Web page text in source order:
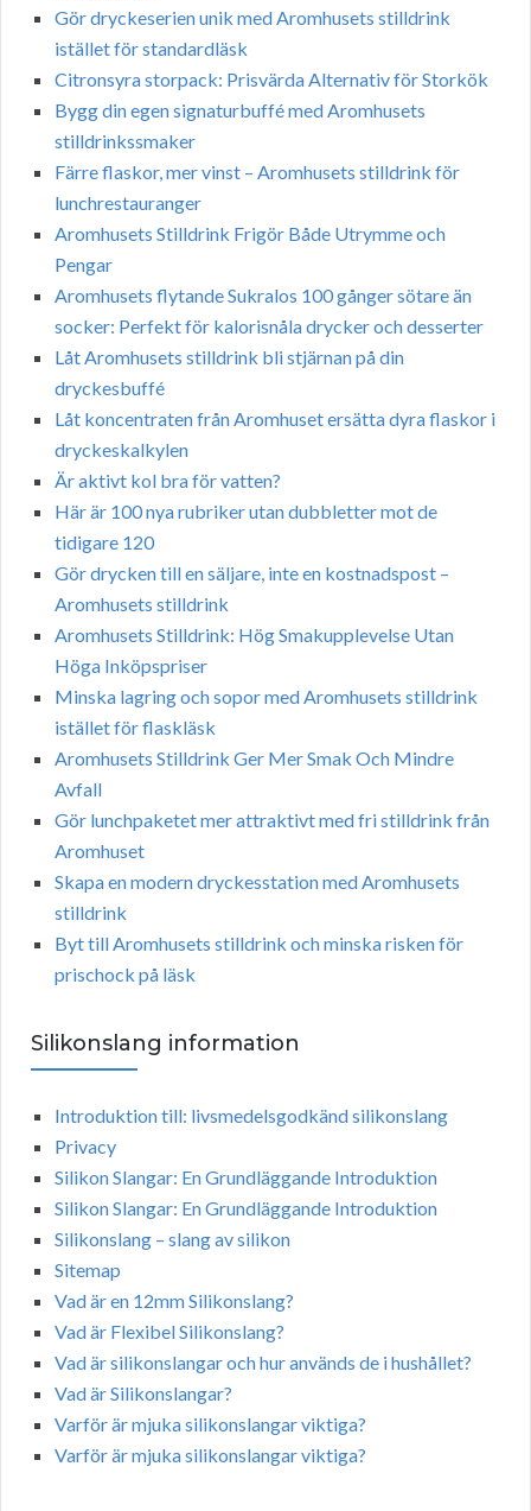
Gör dryckeserien unik med Aromhusets stilldrink
istället för standardläsk
Citronsyra storpack: Prisvärda Alternativ för Storkök
Bygg din egen signaturbuffé med Aromhusets
stilldrinkssmaker
Färre flaskor, mer vinst – Aromhusets stilldrink för
lunchrestauranger
Aromhusets Stilldrink Frigör Både Utrymme och
Pengar
Aromhusets flytande Sukralos 100 gånger sötare än
socker: Perfekt för kalorisnåla drycker och desserter
Låt Aromhusets stilldrink bli stjärnan på din
dryckesbuffé
Låt koncentraten från Aromhuset ersätta dyra flaskor i
dryckeskalkylen
Är aktivt kol bra för vatten?
Här är 100 nya rubriker utan dubbletter mot de
tidigare 120
Gör drycken till en säljare, inte en kostnadspost –
Aromhusets stilldrink
Aromhusets Stilldrink: Hög Smakupplevelse Utan
Höga Inköpspriser
Minska lagring och sopor med Aromhusets stilldrink
istället för flaskläsk
Aromhusets Stilldrink Ger Mer Smak Och Mindre
Avfall
Gör lunchpaketet mer attraktivt med fri stilldrink från
Aromhuset
Skapa en modern dryckesstation med Aromhusets
stilldrink
Byt till Aromhusets stilldrink och minska risken för
prischock på läsk
Silikonslang information
Introduktion till: livsmedelsgodkänd silikonslang
Privacy
Silikon Slangar: En Grundläggande Introduktion
Silikon Slangar: En Grundläggande Introduktion
Silikonslang – slang av silikon
Sitemap
Vad är en 12mm Silikonslang?
Vad är Flexibel Silikonslang?
Vad är silikonslangar och hur används de i hushållet?
Vad är Silikonslangar?
Varför är mjuka silikonslangar viktiga?
Varför är mjuka silikonslangar viktiga?